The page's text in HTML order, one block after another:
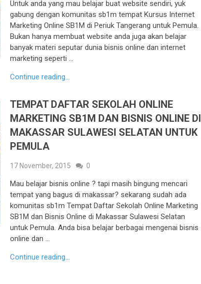
Untuk anda yang mau belajar buat website sendiri, yuk
gabung dengan komunitas sb1m tempat Kursus Internet
Marketing Online SB1M di Periuk Tangerang untuk Pemula.
Bukan hanya membuat website anda juga akan belajar
banyak materi seputar dunia bisnis online dan internet
marketing seperti …
Continue reading...
TEMPAT DAFTAR SEKOLAH ONLINE
MARKETING SB1M DAN BISNIS ONLINE DI
MAKASSAR SULAWESI SELATAN UNTUK
PEMULA
17 November, 2015 0
Mau belajar bisnis online ? tapi masih bingung mencari
tempat yang bagus di makassar? sekarang sudah ada
komunitas sb1m Tempat Daftar Sekolah Online Marketing
SB1M dan Bisnis Online di Makassar Sulawesi Selatan
untuk Pemula. Anda bisa belajar berbagai mengenai bisnis
online dan …
Continue reading...